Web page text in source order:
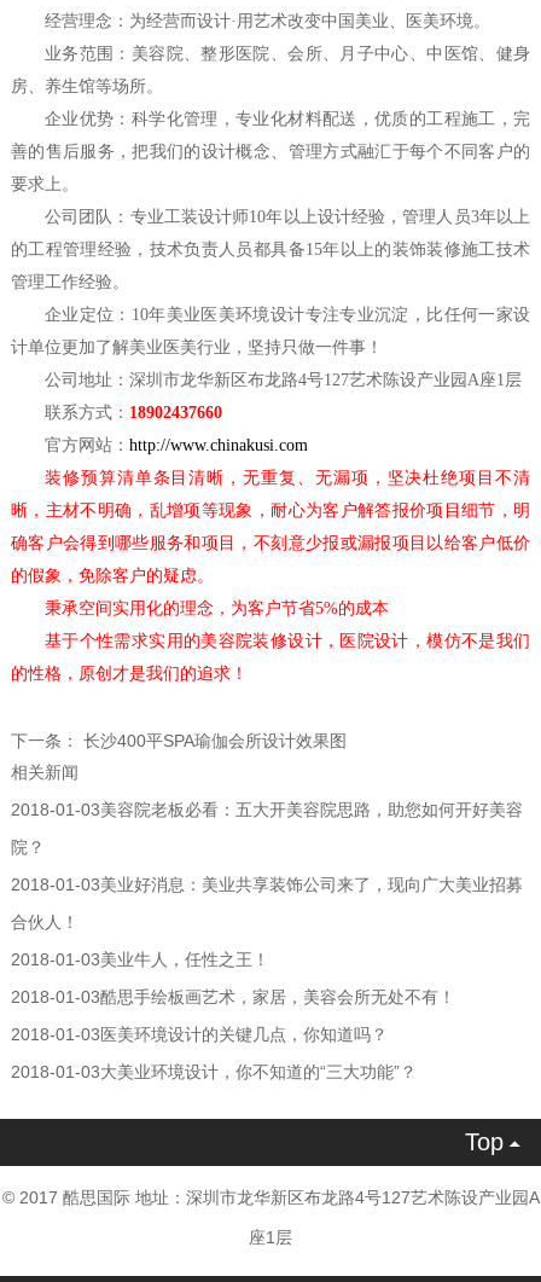
经营理念：为经营而设计·用艺术改变中国美业、医美环境。
业务范围：美容院、整形医院、会所、月子中心、中医馆、健身
房、养生馆等场所。
企业优势：科学化管理，专业化材料配送，优质的工程施工，完
善的售后服务，把我们的设计概念、管理方式融汇于每个不同客户的
要求上。
公司团队：专业工装设计师10年以上设计经验，管理人员3年以上
的工程管理经验，技术负责人员都具备15年以上的装饰装修施工技术
管理工作经验。
企业定位： 10年美业医美环境设计专注专业沉淀，比任何一家设
计单位更加了解美业医美行业，坚持只做一件事！
公司地址：深圳市龙华新区布龙路4号127艺术陈设产业园A座1层
联系方式： 18902437660
官方网站： http://www.chinakusi.com
装修预算清单条目清晰，无重复、无漏项，坚决杜绝项目不清
晰，主材不明确，乱增项等现象，耐心为客户解答报价项目细节，明
确客户会得到哪些服务和项目，不刻意少报或漏报项目以给客户低价
的假象，免除客户的疑虑。
秉承空间实用化的理念，为客户节省5%的成本
基于个性需求实用的美容院装修设计，医院设计，模仿不是我们
的性格，原创才是我们的追求！
下一条： 长沙400平SPA瑜伽会所设计效果图
相关新闻
2018-01-03美容院老板必看：五大开美容院思路，助您如何开好美容
院？
2018-01-03美业好消息：美业共享装饰公司来了，现向广大美业招募
合伙人！
2018-01-03美业牛人，任性之王！
2018-01-03酷思手绘板画艺术，家居，美容会所无处不有！
2018-01-03医美环境设计的关键几点，你知道吗？
2018-01-03大美业环境设计，你不知道的“三大功能”？
Top
© 2017 酷思国际 地址：深圳市龙华新区布龙路4号127艺术陈设产业园A
座1层